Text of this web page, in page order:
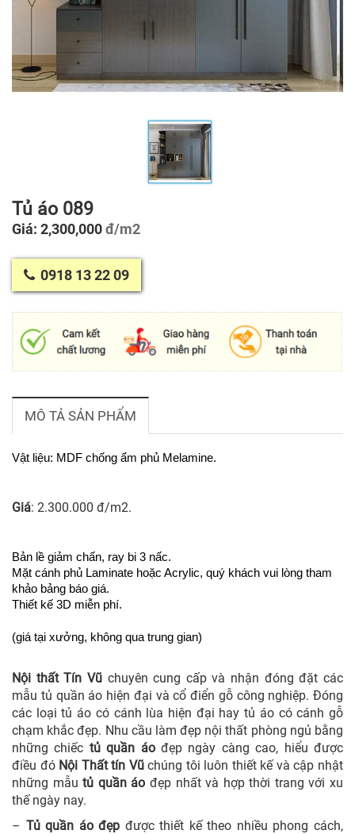
Tủ áo 089
Giá: 2,300,000đ/m2
0918 13 22 09
MÔ TẢ SẢN PHẨM
Vật liệu: MDF chống ẩm phủ Melamine.
Giá: 2.300.000 đ/m2.
Bản lề giảm chấn, ray bi 3 nấc.
Mặt cánh phủ Laminate hoặc Acrylic, quý khách vui lòng tham
khảo bảng báo giá.
Thiết kế 3D miễn phí.
(giá tại xưởng, không qua trung gian)
Nội thất Tín Vũ chuyên cung cấp và nhận đóng đặt các
mẫu tủ quần áo hiện đại và cổ điển gỗ công nghiệp. Đóng
các loại tủ áo có cánh lùa hiện đại hay tủ áo có cánh gỗ
chạm khắc đẹp. Nhu cầu làm đẹp nội thất phòng ngủ bằng
những chiếc tủ quần áođẹp ngày càng cao, hiểu được
điều đó Nội Thất tín Vũchúng tôi luôn thiết kế và cập nhật
những mẫutủ quần áo đẹp nhất và hợp thời trang với xu
thế ngày nay.
– Tủ quần áo đẹp được thiết kế theo nhiều phong cách,